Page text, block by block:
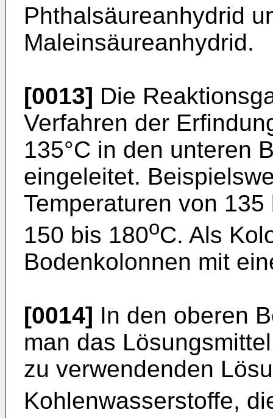
Phthalsäureanhydrid
Maleinsäureanhydrid.
[0013] Die
Verfahren der
135°C in den unteren
eingeleitet.
Temperaturen von
150 bis 180oC. Als
Bodenkolonnen mit
[0014] In den oberen
man das
zu verwendenden
Kohlenwasserstoffe,